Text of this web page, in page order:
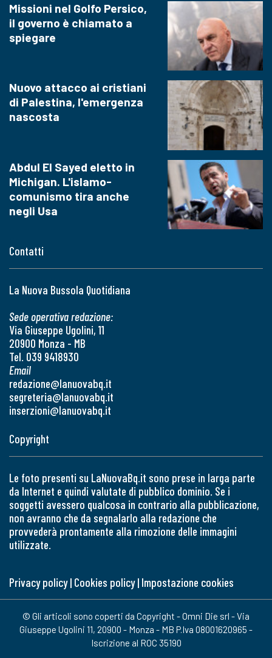
Contatti
La Nuova Bussola Quotidiana
Sede operativa redazione:
Via Giuseppe Ugolini, 11
20900 Monza - MB
Tel. 039 9418930
Email
redazione@lanuovabq.it
segreteria@lanuovabq.it
inserzioni@lanuovabq.it
Missioni nel Golfo Persico,
il governo è chiamato a
spiegare
Nuovo attacco ai cristiani
di Palestina, l'emergenza
nascosta
Abdul El Sayed eletto in
Michigan. L'islamo-
comunismo tira anche
negli Usa
Copyright
Le foto presenti su LaNuovaBq.it sono prese in larga parte
da Internet e quindi valutate di pubblico dominio. Se i
soggetti avessero qualcosa in contrario alla pubblicazione,
non avranno che da segnalarlo alla redazione che
provvederà prontamente alla rimozione delle immagini
utilizzate.
Privacy policy| Cookies policy| Impostazione cookies
© Gli articoli sono coperti da Copyright - Omni Die srl - Via
Giuseppe Ugolini 11, 20900 - Monza - MB P.Iva 08001620965 -
Iscrizione al ROC 35190